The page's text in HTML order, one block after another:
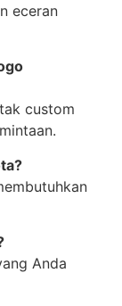
eceran
custom
Anda